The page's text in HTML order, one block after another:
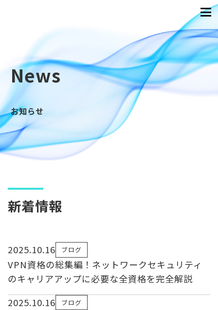
News
お知らせ
新着情報
2025.10.16 ブログ
VPN資格の総集編！ネットワークセキュリティ
のキャリアアップに必要な全資格を完全解説
2025.10.16
ブログ